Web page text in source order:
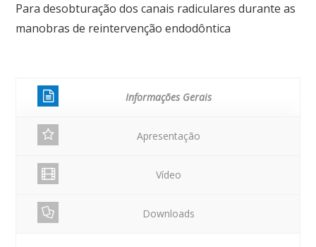
Para desobturação dos canais radiculares durante as
manobras de reintervenção endodôntica
Informações Gerais
Apresentação
Vídeo
Downloads